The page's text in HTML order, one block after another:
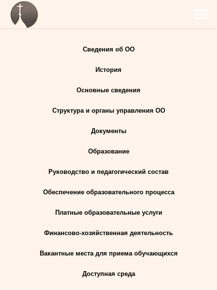
Сведения об ОО
История
Основные сведения
Структура и органы управления ОО
Документы
Образование
Руководство и педагогический состав
Обеспечение образовательного процесса
Платные образовательные услуги
Финансово-хозяйственная деятельность
Вакантные места для приема обучающихся
Доступная среда